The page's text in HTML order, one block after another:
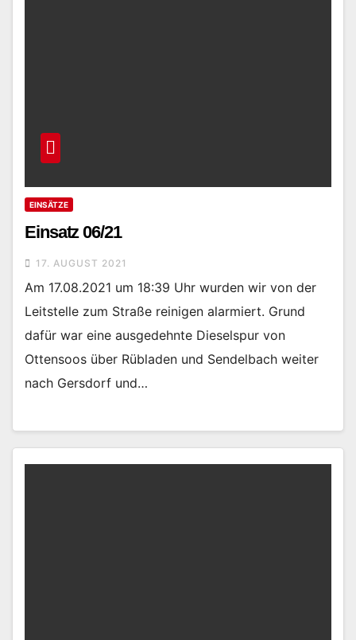
EINSÄTZE
Einsatz 06/21
17. AUGUST 2021
Am 17.08.2021 um 18:39 Uhr wurden wir von der
Leitstelle zum Straße reinigen alarmiert. Grund
dafür war eine ausgedehnte Dieselspur von
Ottensoos über Rübladen und Sendelbach weiter
nach Gersdorf und…